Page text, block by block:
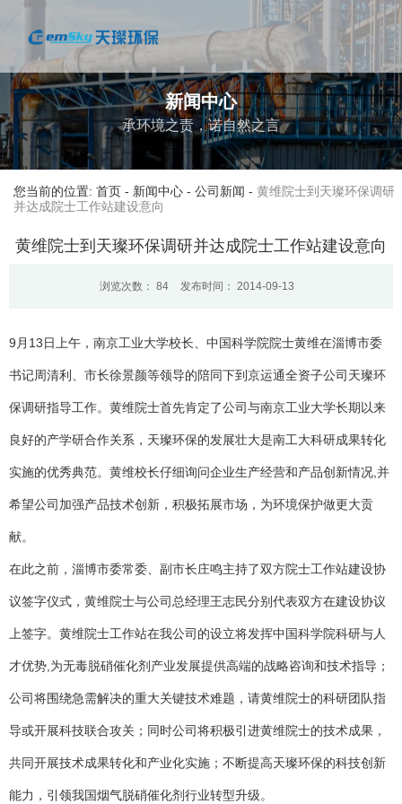
新闻中心
承环境之责，诺自然之言
您当前的位置: 首页 - 新闻中心 - 公司新闻 - 黄维院士到天璨环保调研
并达成院士工作站建设意向
黄维院士到天璨环保调研并达成院士工作站建设意向
浏览次数： 84 发布时间： 2014-09-13
9月13日上午，南京工业大学校长、中国科学院院士黄维在淄博市委
书记周清利、市长徐景颜等领导的陪同下到京运通全资子公司天璨环
保调研指导工作。黄维院士首先肯定了公司与南京工业大学长期以来
良好的产学研合作关系，天璨环保的发展壮大是南工大科研成果转化
实施的优秀典范。黄维校长仔细询问企业生产经营和产品创新情况,并
希望公司加强产品技术创新，积极拓展市场，为环境保护做更大贡
献。
在此之前，淄博市委常委、副市长庄鸣主持了双方院士工作站建设协
议签字仪式，黄维院士与公司总经理王志民分别代表双方在建设协议
上签字。黄维院士工作站在我公司的设立将发挥中国科学院科研与人
才优势 为无毒脱硝催化剂产业发展提供高端的战略咨询和技术指导；
公司将围绕急需解决的重大关键技术难题，请黄维院士的科研团队指
导或开展科技联合攻关；同时公司将积极引进黄维院士的技术成果，
共同开展技术成果转化和产业化实施；不断提高天璨环保的科技创新
能力，引领我国烟气脱硝催化剂行业转型升级。